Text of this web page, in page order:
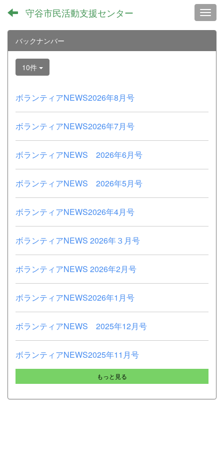
守谷市民活動支援センター
バックナンバー
10件
ボランティアNEWS2026年8月号
ボランティアNEWS2026年7月号
ボランティアNEWS 2026年6月号
ボランティアNEWS 2026年5月号
ボランティアNEWS2026年4月号
ボランティアNEWS 2026年３月号
ボランティアNEWS 2026年2月号
ボランティアNEWS2026年1月号
ボランティアNEWS 2025年12月号
ボランティアNEWS2025年11月号
もっと見る